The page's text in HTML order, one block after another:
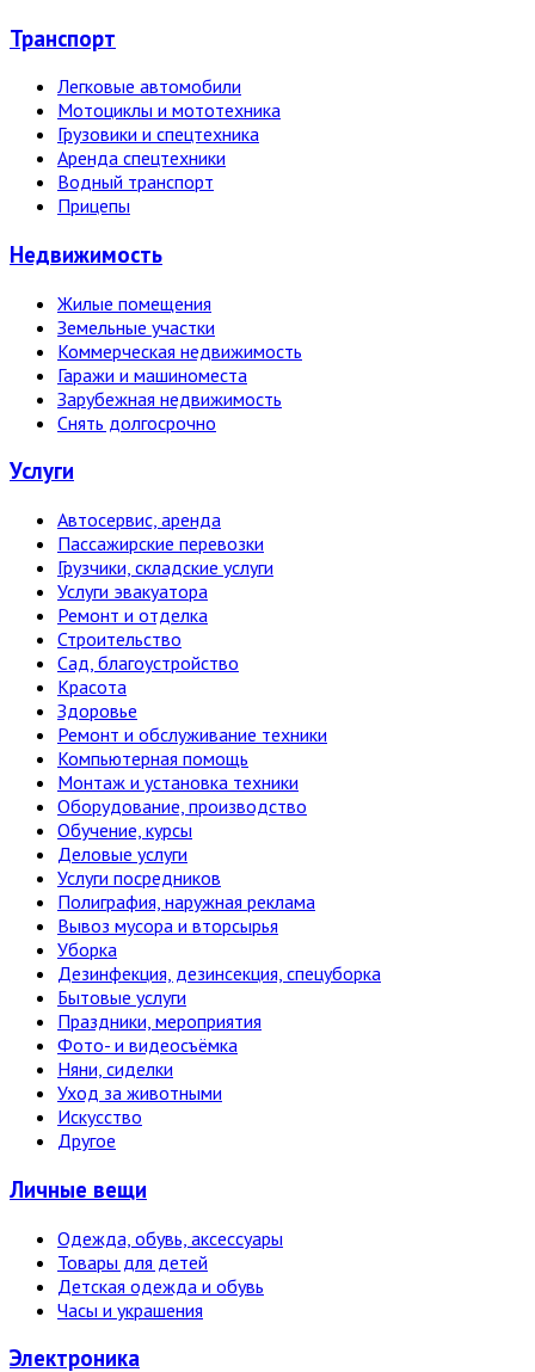
Транспорт
Легковые автомобили
Мотоциклы и мототехника
Грузовики и спецтехника
Аренда спецтехники
Водный транспорт
Прицепы
Недвижи­мость
Жилые помещения
Земельные участки
Коммерческая недвижимость
Гаражи и машиноместа
Зарубежная недвижимость
Снять долгосрочно
Услуги
Автосервис, аренда
Пассажирские перевозки
Грузчики, складские услуги
Услуги эвакуатора
Ремонт и отделка
Строительство
Сад, благоустройство
Красота
Здоровье
Ремонт и обслуживание техники
Компьютерная помощь
Монтаж и установка техники
Оборудование, производство
Обучение, курсы
Деловые услуги
Услуги посредников
Полиграфия, наружная реклама
Вывоз мусора и вторсырья
Уборка
Дезинфекция, дезинсекция, спецуборка
Бытовые услуги
Праздники, мероприятия
Фото- и видеосъёмка
Няни, сиделки
Уход за животными
Искусство
Другое
Личные вещи
Одежда, обувь, аксессуары
Товары для детей
Детская одежда и обувь
Часы и украшения
Электро­ника